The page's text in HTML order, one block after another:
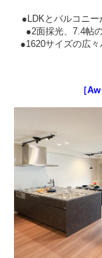
●LDKとバルコニー
●2面採光、7.4帖
●1620サイズの広
［